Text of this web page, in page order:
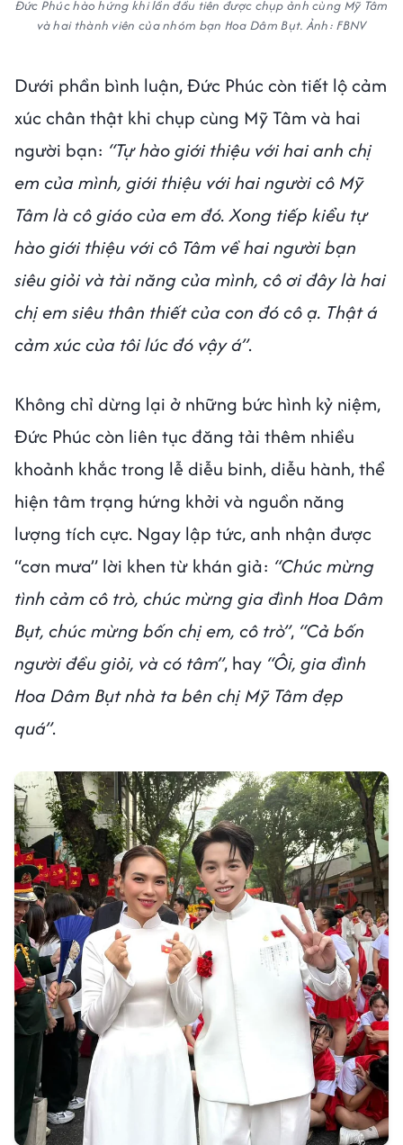
Đức Phúc hào hứng khi lần đầu tiên được chụp ảnh cùng Mỹ Tâm
và hai thành viên của nhóm bạn Hoa Dâm Bụt. Ảnh: FBNV
Dưới phần bình luận, Đức Phúc còn tiết lộ cảm
xúc chân thật khi chụp cùng Mỹ Tâm và hai
người bạn: “Tự hào giới thiệu với hai anh chị
em của mình, giới thiệu với hai người cô Mỹ
Tâm là cô giáo của em đó. Xong tiếp kiểu tự
hào giới thiệu với cô Tâm về hai người bạn
siêu giỏi và tài năng của mình, cô ơi đây là hai
chị em siêu thân thiết của con đó cô ạ. Thật á
cảm xúc của tôi lúc đó vậy á”.
Không chỉ dừng lại ở những bức hình kỷ niệm,
Đức Phúc còn liên tục đăng tải thêm nhiều
khoảnh khắc trong lễ diễu binh, diễu hành, thể
hiện tâm trạng hứng khởi và nguồn năng
lượng tích cực. Ngay lập tức, anh nhận được
“cơn mưa” lời khen từ khán giả: “Chúc mừng
tình cảm cô trò, chúc mừng gia đình Hoa Dâm
Bụt, chúc mừng bốn chị em, cô trò”, “Cả bốn
người đều giỏi, và có tâm”, hay “Ôi, gia đình
Hoa Dâm Bụt nhà ta bên chị Mỹ Tâm đẹp
quá”.